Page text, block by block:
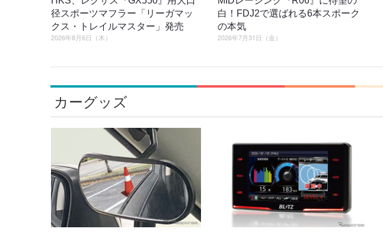
径スポーツマフラー「リーガマッ
クス・トレイルマスター」発売
2026年8月6日（木）
白！FDJ2で選ばれる6本スポーク
の本気
2026年7月31日（金）
カーグッズ